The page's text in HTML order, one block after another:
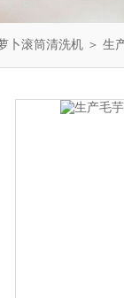
卜滚筒清洗机 ＞ 生